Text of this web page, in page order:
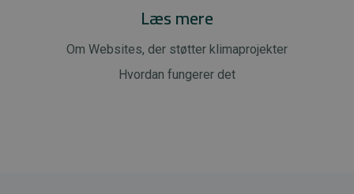
Læs mere
Om Websites, der støtter klimaprojekter
Hvordan fungerer det